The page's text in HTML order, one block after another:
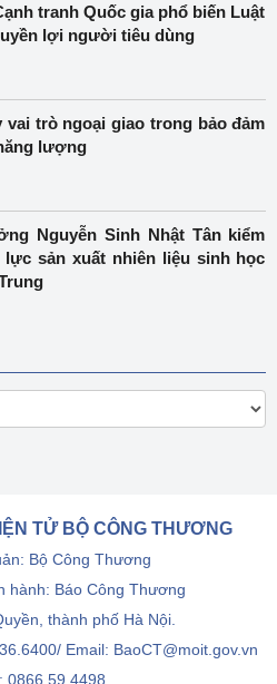
tranh Quốc gia phổ biến Luật
lợi người tiêu dùng
vai trò ngoại giao trong bảo đảm
lượng
Nguyễn Sinh Nhật Tân kiểm
lực sản xuất nhiên liệu sinh học
TỬ BỘ CÔNG THƯƠNG
Bộ Công Thương
hành: Báo Công Thương
thành phố Hà Nội.
Email: BaoCT@moit.gov.vn
0866.59.4498